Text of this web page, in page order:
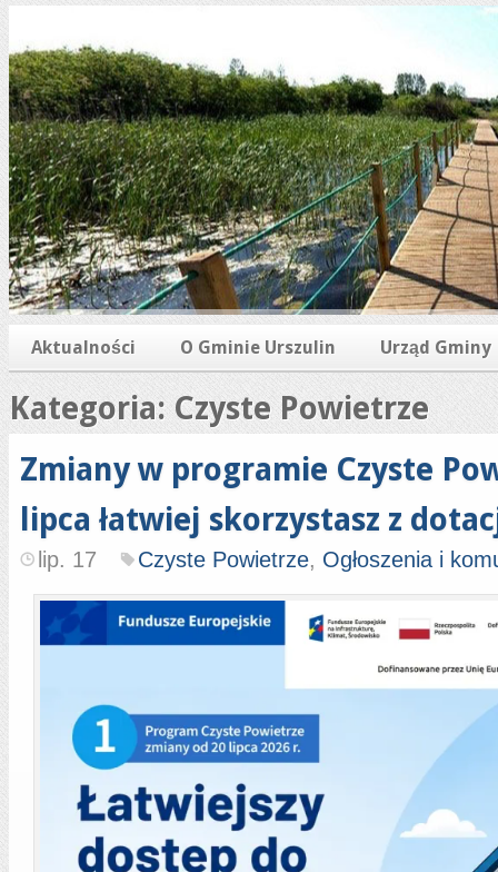
Aktualności O Gminie Urszulin Urząd Gminy
Kategoria: Czyste Powietrze
Zmiany w programie Czyste
lipca łatwiej skorzystasz z
lip. 17 Czyste Powietrze, Ogłoszenia i